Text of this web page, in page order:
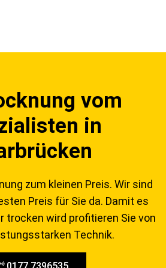
vom
in
zum kleinen Preis. Wir sind
Preis für Sie da. Damit es
trocken wird profitieren Sie von
Technik.